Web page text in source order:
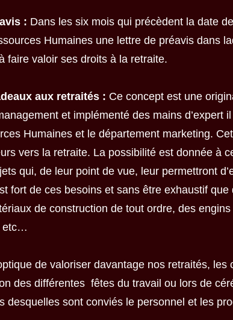
: Dans les six mois qui précèdent la date
Humaines une lettre de préavis dans
faire valoir ses droits à la retraite.
aux retraités : Ce concept est une
et implémenté des mains
Humaines et le département marketing.
vers la retraite. La possibilité est donnée à
qui, de leur point de vue, leur permettront
fort de ces besoins et sans être exhaustif
de construction de tout ordre, des
etc…
de valoriser davantage nos retraités,
des différentes fêtes du travail ou lors de
desquelles sont conviés le personnel et les